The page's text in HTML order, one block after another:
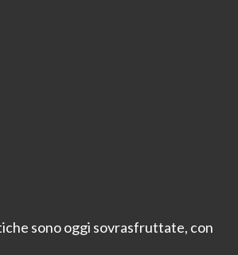
sono oggi sovrasfruttate, con